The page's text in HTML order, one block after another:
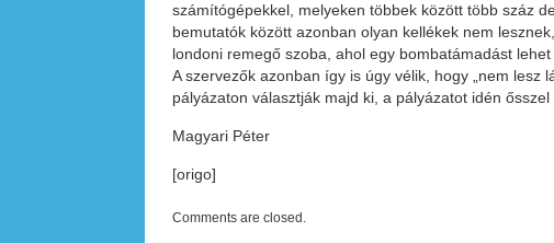
számítógépekkel, melyeken többek között több száz
bemutatók között azonban olyan kellékek nem
londoni remegő szoba, ahol egy bombatámadást
A szervezők azonban így is úgy vélik, hogy „nem lesz
pályázaton választják majd ki, a pályázatot idén ősszel
Magyari Péter
[origo]
Comments are closed.